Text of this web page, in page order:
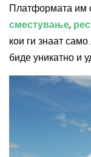
Платформата им
сместување,
кои ги знаат
биде уникатно и